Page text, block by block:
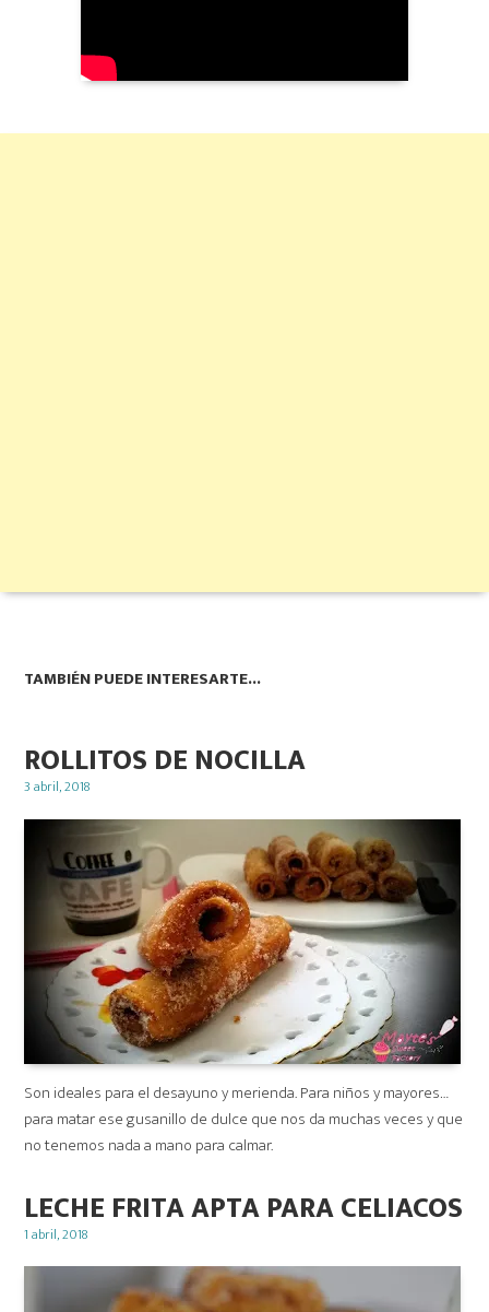
TAMBIÉN PUEDE INTERESARTE...
ROLLITOS DE NOCILLA
Posted
3 abril, 2018
Son ideales para el desayuno y merienda. Para niños y mayores…
para matar ese gusanillo de dulce que nos da muchas veces y que
no tenemos nada a mano para calmar.
LECHE FRITA APTA PARA CELIACOS
Posted
1 abril, 2018